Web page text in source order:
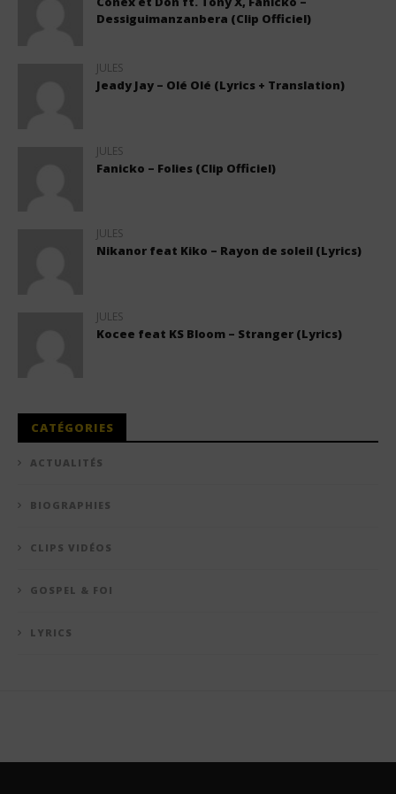
Dessiguimanzanbera (Clip Officiel)
JULES
Jeady Jay – Olé Olé (Lyrics + Translation)
JULES
Fanicko – Folies (Clip Officiel)
JULES
Nikanor feat Kiko – Rayon de soleil (Lyrics)
JULES
Kocee feat KS Bloom – Stranger (Lyrics)
CATÉGORIES
ACTUALITÉS
BIOGRAPHIES
CLIPS VIDÉOS
GOSPEL & FOI
LYRICS